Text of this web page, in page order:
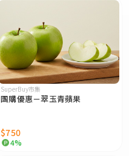
SuperBuy市集
團購優惠－翠玉青蘋果
$750
4%